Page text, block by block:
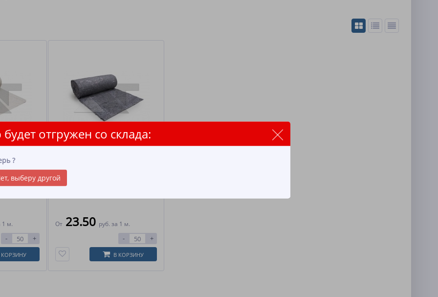
отгружен со склада:
?
выберу другой
50
1 м.
- +
КОРЗИНУ
Ширина: 75, 150 см Длинна: 50
метров
От 23.50 руб. за 1 м.
- +
В КОРЗИНУ